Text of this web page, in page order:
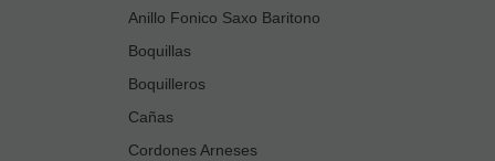
Anillo Fonico Saxo Baritono
Boquillas
Boquilleros
Cañas
Cordones Arneses